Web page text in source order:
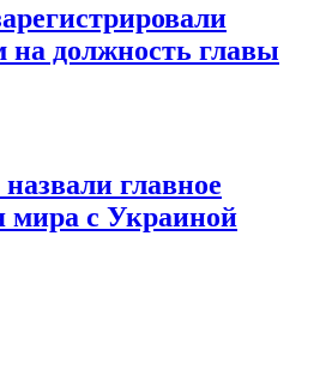
на должность главы
главное
мира с Украиной